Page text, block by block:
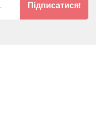
Підписатися!